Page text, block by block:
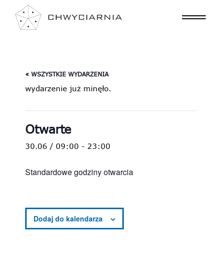
« WSZYSTKIE WYDARZENIA
wydarzenie już minęło.
Otwarte
30.06 / 09:00 - 23:00
Standardowe godziny otwarcia